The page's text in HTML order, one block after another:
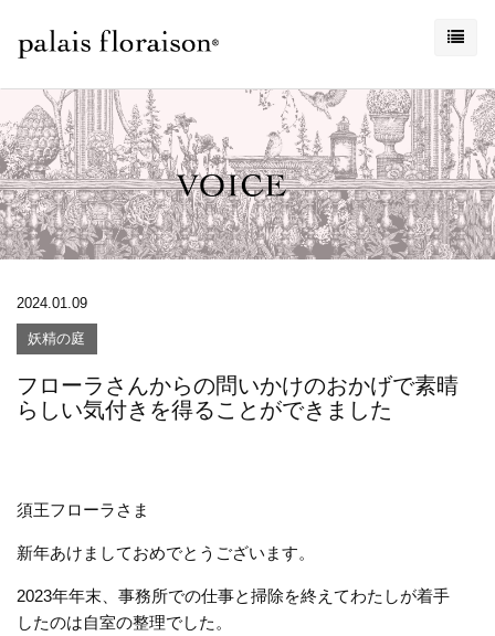
2024.01.09
妖精の庭
フローラさんからの問いかけのおかげで素晴
らしい気付きを得ることができました
須王フローラさま
新年あけましておめでとうございます。
2023年年末、事務所での仕事と掃除を終えてわたしが着手
したのは自室の整理でした。